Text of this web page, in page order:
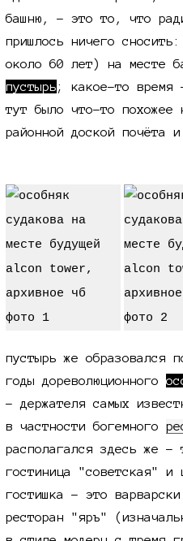
башню, - это то, что
пришлось ничего
около60 лет)
на месте
пустырь; какое-то
тут было что-то похожее
районной доской почёта
пустырь же образовался
годы дореволюционного
- держателя самых
в частности богемного
располагался здесь же -
гостиница "советская" и
гостишка - это варварски
ресторан "яръ"